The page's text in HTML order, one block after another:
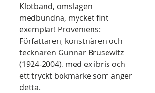
Klotband, omslagen
medbundna, mycket fint
exemplar! Proveniens:
Författaren, konstnären och
tecknaren Gunnar Brusewitz
(1924-2004), med exlibris och
ett tryckt bokmärke som anger
detta.